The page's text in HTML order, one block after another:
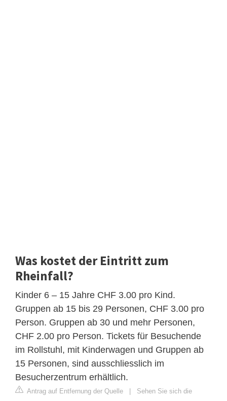
Was kostet der Eintritt zum
Rheinfall?
Kinder 6 – 15 Jahre CHF 3.00 pro Kind.
Gruppen ab 15 bis 29 Personen, CHF 3.00 pro
Person. Gruppen ab 30 und mehr Personen,
CHF 2.00 pro Person. Tickets für Besuchende
im Rollstuhl, mit Kinderwagen und Gruppen ab
15 Personen, sind ausschliesslich im
Besucherzentrum erhältlich.
Antrag auf Entfernung der Quelle | Sehen Sie sich die